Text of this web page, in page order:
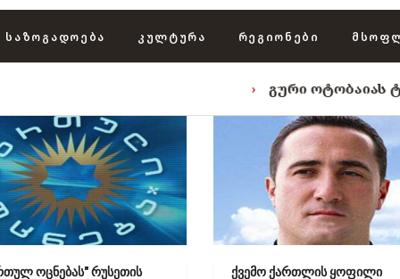
ᲡᲐᲖᲝᲒᲐᲓᲝᲔᲑᲐ ᲙᲣᲚᲢᲣᲠᲐ ᲠᲔᲒᲘᲝᲜᲔᲑᲘ
გური ოტობაიას ტრიადა:
ოცნებას" რუსეთის
ქვემო ქართლის ყოფილი